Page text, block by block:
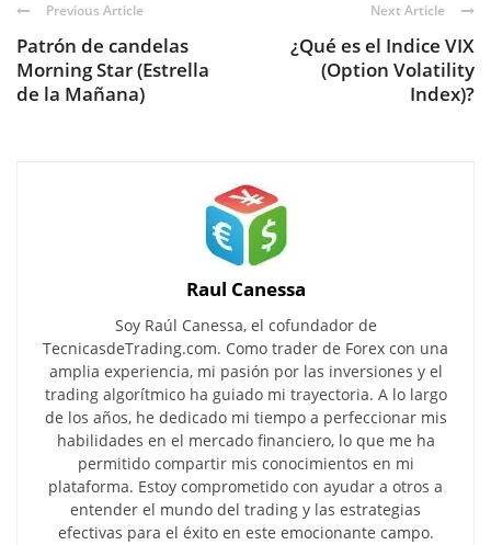
Previous Article
Patrón de candelas
Morning Star (Estrella
de la Mañana)
Next Article
¿Qué es el Indice VIX
(Option Volatility
Index)?
Raul Canessa
Soy Raúl Canessa, el cofundador de
TecnicasdeTrading.com. Como trader de Forex con una
amplia experiencia, mi pasión por las inversiones y el
trading algorítmico ha guiado mi trayectoria. A lo largo
de los años, he dedicado mi tiempo a perfeccionar mis
habilidades en el mercado financiero, lo que me ha
permitido compartir mis conocimientos en mi
plataforma. Estoy comprometido con ayudar a otros a
entender el mundo del trading y las estrategias
efectivas para el éxito en este emocionante campo.